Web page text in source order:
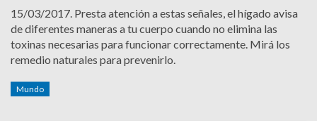
15/03/2017. Presta atención a estas señales, el hígado avisa
de diferentes maneras a tu cuerpo cuando no elimina las
toxinas necesarias para funcionar correctamente. Mirá los
remedio naturales para prevenirlo.
Mundo